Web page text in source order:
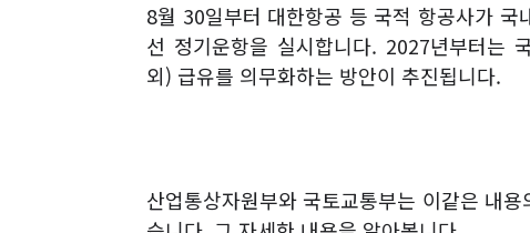
8월 30일부터 대한항공 등 국적 항공사가 국
선 정기운항을 실시합니다. 2027년부터는
외) 급유를 의무화하는 방안이 추진됩니다.
산업통상자원부와 국토교통부는 이같은 내용